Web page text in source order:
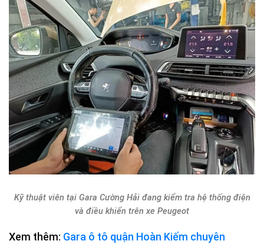
Kỹ thuật viên tại Gara Cường Hải đang kiểm tra hệ thống điện
và điều khiển trên xe Peugeot
Xem thêm: Gara ô tô quận Hoàn Kiếm chuyên